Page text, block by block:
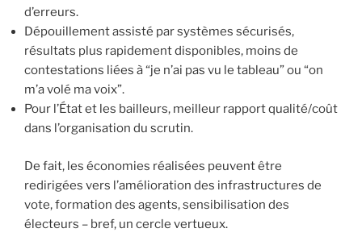
d’erreurs.
Dépouillement assisté par systèmes sécurisés,
résultats plus rapidement disponibles, moins de
contestations liées à “je n’ai pas vu le tableau” ou “on
m’a volé ma voix”.
Pour l’État et les bailleurs, meilleur rapport qualité/coût
dans l’organisation du scrutin.
De fait, les économies réalisées peuvent être
redirigées vers l’amélioration des infrastructures de
vote, formation des agents, sensibilisation des
électeurs – bref, un cercle vertueux.